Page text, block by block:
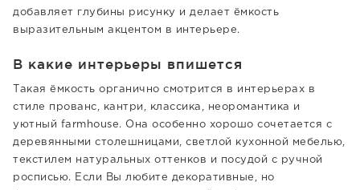
добавляет глубины рисунку и делает ёмкость
выразительным акцентом в интерьере.
В какие интерьеры впишется
Такая ёмкость органично смотрится в интерьерах в
стиле прованс, кантри, классика, неоромантика и
уютный farmhouse. Она особенно хорошо сочетается с
деревянными столешницами, светлой кухонной мебелью,
текстилем натуральных оттенков и посудой с ручной
росписью. Если Вы любите декоративные, но